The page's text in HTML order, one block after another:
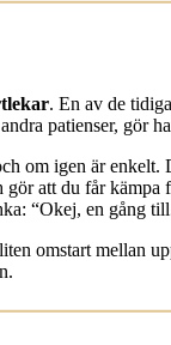
. En av de
patienser, gör
om igen är
att du får
“Okej, en gång
omstart mellan